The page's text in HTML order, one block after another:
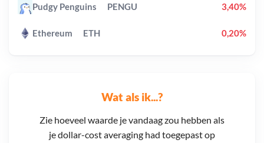
Wat als ik...?
Zie hoeveel waarde je vandaag zou hebben als
je dollar-cost averaging had toegepast op
Pudgy Penguins PENGU 3,40%
Ethereum ETH 0,20%